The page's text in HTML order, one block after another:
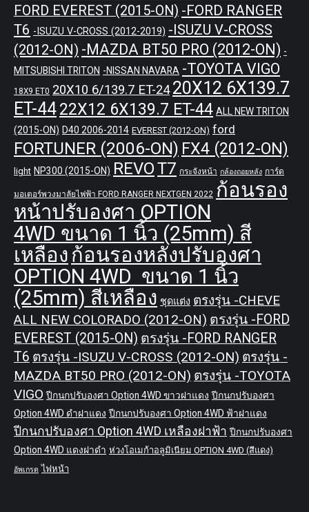
FORD EVEREST (2015-ON) -FORD RANGER
T6 -ISUZU V-CROSS (2012-2019) -ISUZU V-CROSS
(2012-ON) -MAZDA BT50 PRO (2012-ON) -
MITSUBISHI TRITON -NISSAN NAVARA -TOYOTA VIGO
18X9 ET0 20X10 6/139.7 ET-24 20X12 6X139.7
ET-4422X12 6X139.7 ET-44 ALL NEW TRITON
(2015-ON) D40 2006-2014 EVEREST (2012-ON) ford
FORTUNER (2006-ON) FX4 (2012-ON)
light NP300 (2015-ON) REVOT7 กระจังหน้า กล้องถอยหลัง การ์ด
มอเตอร์พวงมาลัยไฟฟ้า FORD RANGER NEXTGEN 2022 ก้อนรอง
หน้าปรับองศา OPTION
4WD ขนาด 1 นิ้ว (25mm) สี
เหลือง ก้อนรองหลังปรับองศา
OPTION 4WD ขนาด 1 นิ้ว
(25mm) สีเหลือง ชุดแต่ง ตรงรุ่น -CHEVE
ALL NEW COLORADO (2012-ON) ตรงรุ่น -FORD
EVEREST (2015-ON) ตรงรุ่น -FORD RANGER
T6 ตรงรุ่น -ISUZU V-CROSS (2012-ON) ตรงรุ่น -
MAZDA BT50 PRO (2012-ON) ตรงรุ่น -TOYOTA
VIGO ปีกนกปรับองศา Option 4WD ขาวฝาแดง ปีกนกปรับองศา
Option 4WD ดำฝาแดง ปีกนกปรับองศา Option 4WD ฟ้าฝาแดง
ปีกนกปรับองศา Option 4WD เหลืองฝาฟ้า ปีกนกปรับองศา
Option 4WD แดงฝาดำ ห่วงโอเมก้าอลูมิเนียม OPTION 4WD (สีแดง)
อัพเกรด ไฟหน้า